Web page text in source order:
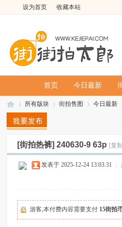
设为首页 收藏本站
首页 今日最新
»
所有版块
›
街拍售图
›
今日最新
›
[街拍热裤]240630-9 63p [复
发表于 2025-12-24 13:03:31
游客,本付费内容需要支付 15街拍